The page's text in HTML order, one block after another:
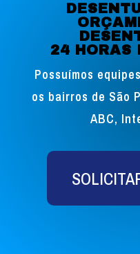
24 HORAS
Possuímos
os bairros de São
ABC,